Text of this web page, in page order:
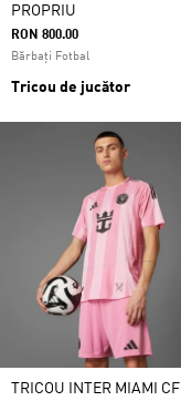
PROPRIU
RON 800.00
Bărbați Fotbal
Tricou de jucător
TRICOU INTER MIAMI